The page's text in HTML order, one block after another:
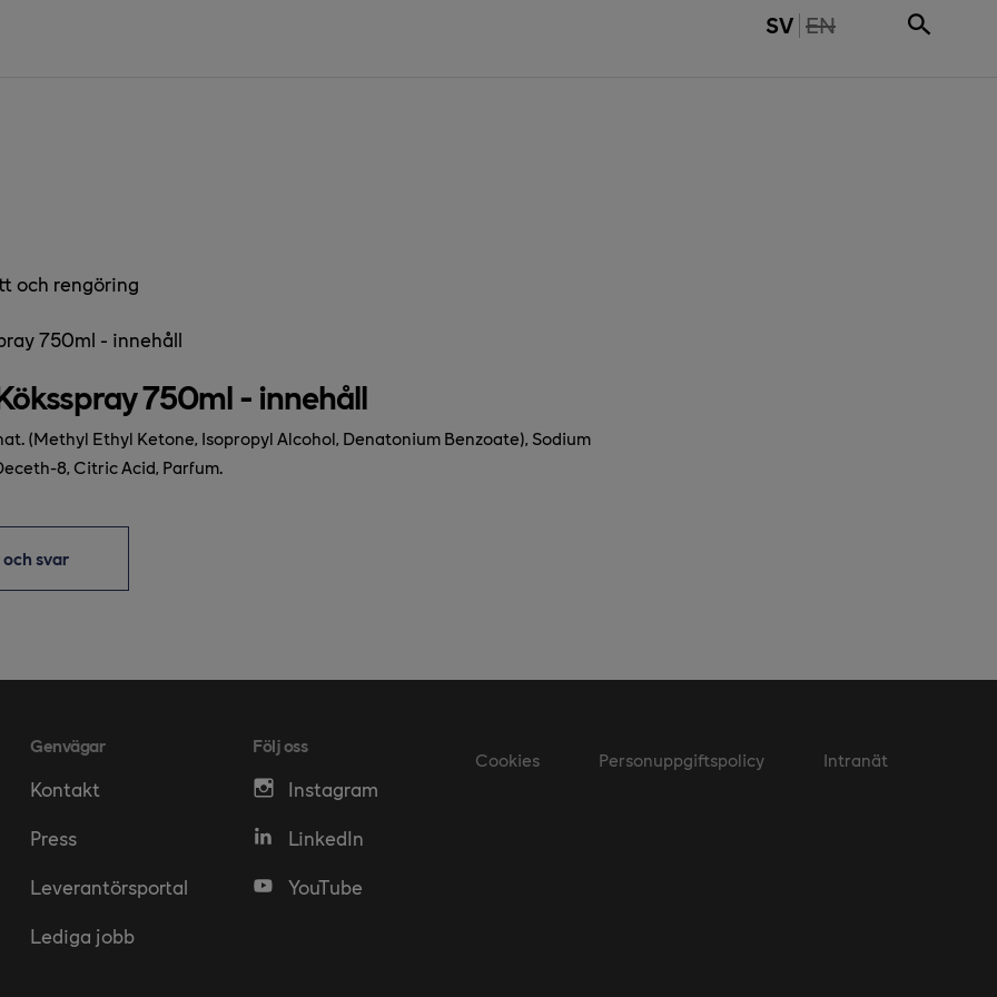
SV THE PAGE IS NOT
EN
och rengöring
750ml - innehåll
750ml - innehåll
(Methyl Ethyl Ketone, Isopropyl Alcohol, Denatonium Benzoate), Sodium
8, Citric Acid, Parfum.
svar
Genvägar
Kontakt
Press
Leverantörsportal
Lediga jobb
Följ oss
Instagram
LinkedIn
YouTube
Cookies Personuppgiftspolicy Intranät